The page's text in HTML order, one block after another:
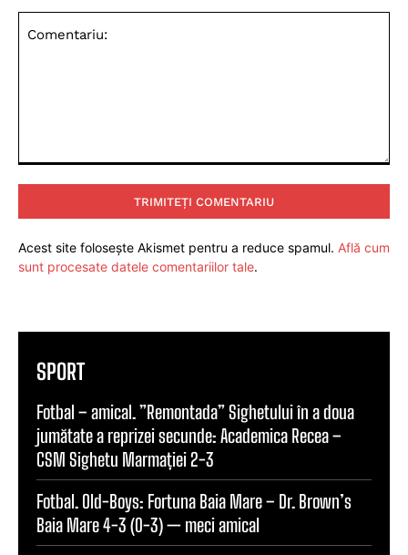
Acest site folosește Akismet pentru a reduce spamul. Află cum
sunt procesate datele comentariilor tale.
SPORT
Fotbal – amical. ”Remontada” Sighetului în a doua
jumătate a reprizei secunde: Academica Recea –
CSM Sighetu Marmației 2-3
Fotbal. Old-Boys: Fortuna Baia Mare – Dr. Brown’s
Baia Mare 4-3 (0-3) — meci amical